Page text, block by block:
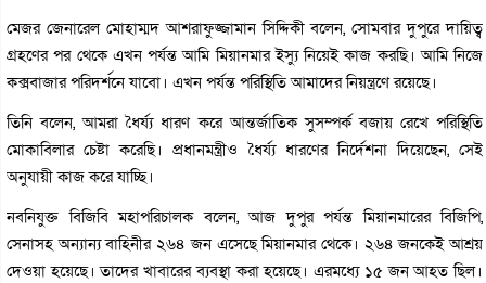
মেজর জেনারেল মোহাম্মদ আশরাফুজ্জামান সিদ্দিকী বলেন, সোমবার দুপুরে দায়িত্ব
গ্রহণের পর থেকে এখন পর্যন্ত আমি মিয়ানমার ইস্যু নিয়েই কাজ করছি। আমি নিজে
কক্সবাজার পরিদর্শনে যাবো। এখন পর্যন্ত পরিস্থিতি আমাদের নিয়ন্ত্রণে রয়েছে।
তিনি বলেন, আমরা ধৈর্য্য ধারণ করে আন্তর্জাতিক সুসম্পর্ক বজায় রেখে পরিস্থিতি
মোকাবিলার চেষ্টা করেছি। প্রধানমন্ত্রীও ধৈর্য্য ধারণের নির্দেশনা দিয়েছেন, সেই
অনুযায়ী কাজ করে যাচ্ছি।
নবনিযুক্ত বিজিবি মহাপরিচালক বলেন, আজ দুপুর পর্যন্ত মিয়ানমারের বিজিপি,
সেনাসহ অন্যান্য বাহিনীর ২৬৪ জন এসেছে মিয়ানমার থেকে। ২৬৪ জনকেই আশ্রয়
দেওয়া হয়েছে। তাদের খাবারের ব্যবস্থা করা হয়েছে। এরমধ্যে ১৫ জন আহত ছিল।